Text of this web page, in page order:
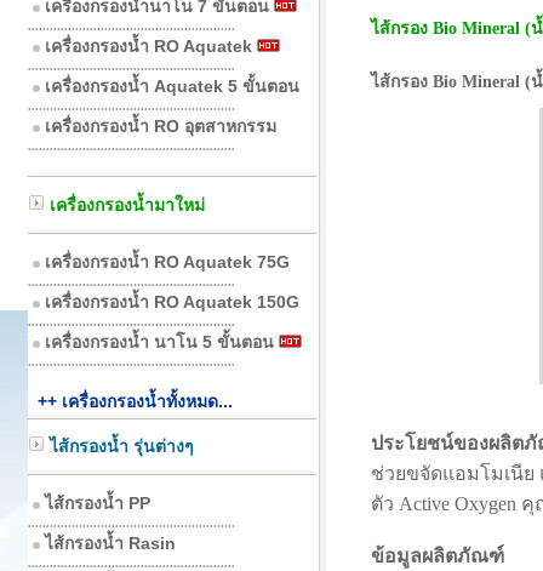
เครื่องกรองน้ำนาโน 7 ขั้นตอน
.........................................................
เครื่องกรองน้ำ RO Aquatek
.........................................................
เครื่องกรองน้ำ Aquatek 5 ขั้นตอน
.........................................................
เครื่องกรองน้ำ RO อุตสาหกรรม
.........................................................
เครื่องกรองน้ำมาใหม่
เครื่องกรองน้ำ RO Aquatek 75G
.........................................................
เครื่องกรองน้ำ RO Aquatek 150G
.........................................................
เครื่องกรองน้ำ นาโน 5 ขั้นตอน
.........................................................
++ เครื่องกรองน้ำทั้งหมด...
ไส้กรองน้ำ รุ่นต่างๆ
ไส้กรองน้ำ PP
.........................................................
ไส้กรองน้ำ Rasin
.........................................................
ไส้กรอง Bio Mineral (
ไส้กรอง Bio Mineral (
ประโยชน์ของผลิต
ช่วยขจัดแอมโมเนีย
ตัว Active Oxygen
ข้อมูลผลิตภัณฑ์